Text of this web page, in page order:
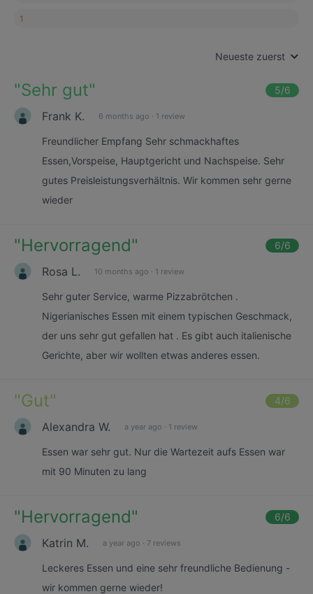
1
Neueste zuerst
"Sehr gut" 5/6
Frank K. 6 months ago · 1 review
Freundlicher Empfang Sehr schmackhaftes
Essen,Vorspeise, Hauptgericht und Nachspeise. Sehr
gutes Preisleistungsverhältnis. Wir kommen sehr gerne
wieder
"Hervorragend" 6/6
Rosa L. 10 months ago · 1 review
Sehr guter Service, warme Pizzabrötchen .
Nigerianisches Essen mit einem typischen Geschmack,
der uns sehr gut gefallen hat . Es gibt auch italienische
Gerichte, aber wir wollten etwas anderes essen.
"Gut" 4/6
Alexandra W. a year ago · 1 review
Essen war sehr gut. Nur die Wartezeit aufs Essen war
mit 90 Minuten zu lang
"Hervorragend" 6/6
Katrin M. a year ago · 7 reviews
Leckeres Essen und eine sehr freundliche Bedienung -
wir kommen gerne wieder!